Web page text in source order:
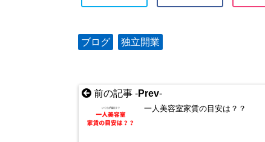
ブログ 独立開業
前の記事 -Prev-
一人美容室家賃の目安は？？